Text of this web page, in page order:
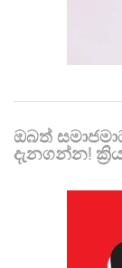
ඔබත්
දැනගන්න!